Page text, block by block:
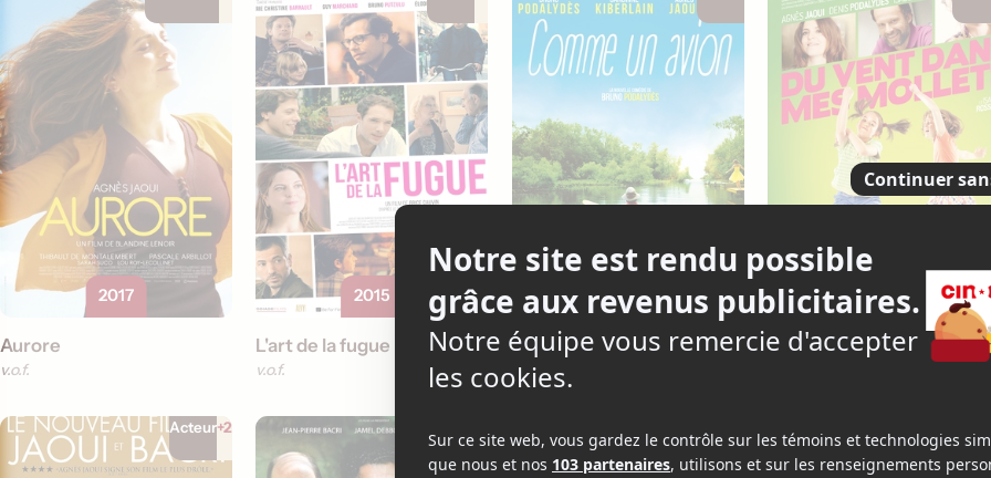
2017
Aurore
v.o.f.
2015
L'art de la fugue
v.o.f.
2015
Comme un avion
v.o.f.
2013
Du vent dans mes mollets
Acteur+2